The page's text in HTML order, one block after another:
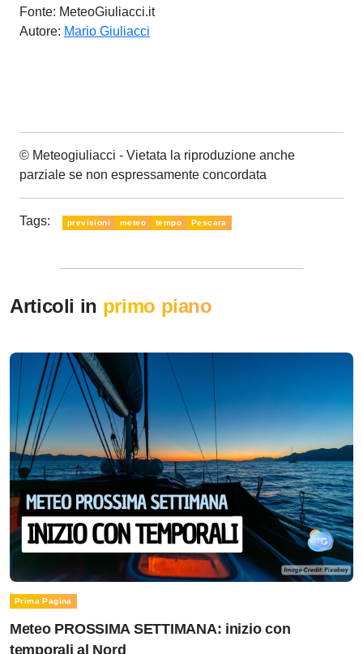
Fonte: MeteoGiuliacci.it
Autore: Mario Giuliacci
© Meteogiuliacci - Vietata la riproduzione anche
parziale se non espressamente concordata
Tags: previsioni meteo tempo Pescara
Articoli in primo piano
Prima Pagina
Meteo PROSSIMA SETTIMANA: inizio con
temporali al Nord